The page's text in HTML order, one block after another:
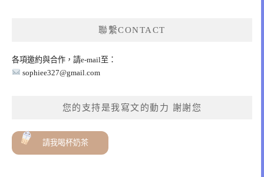
聯繫CONTACT
各項邀約與合作，請e-mail至：
sophiee327@gmail.com
您的支持是我寫文的動力 謝謝您
請我喝杯奶茶